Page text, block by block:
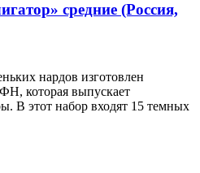
средние (Россия,
нардов изготовлен
которая выпускает
В этот набор входят 15 темных